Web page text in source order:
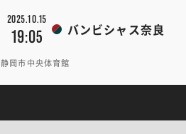
2025.10.15
19:05 バンビシャス奈良
静岡市中央体育館